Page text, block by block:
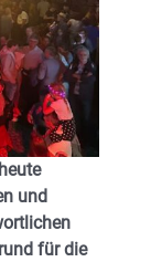
und
für die